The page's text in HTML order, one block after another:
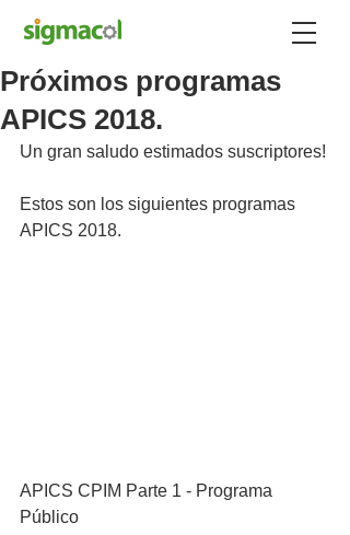
Próximos programas
APICS 2018.
Un gran saludo estimados suscriptores!
Estos son los siguientes programas
APICS 2018.
APICS CPIM Parte 1 - Programa
Público